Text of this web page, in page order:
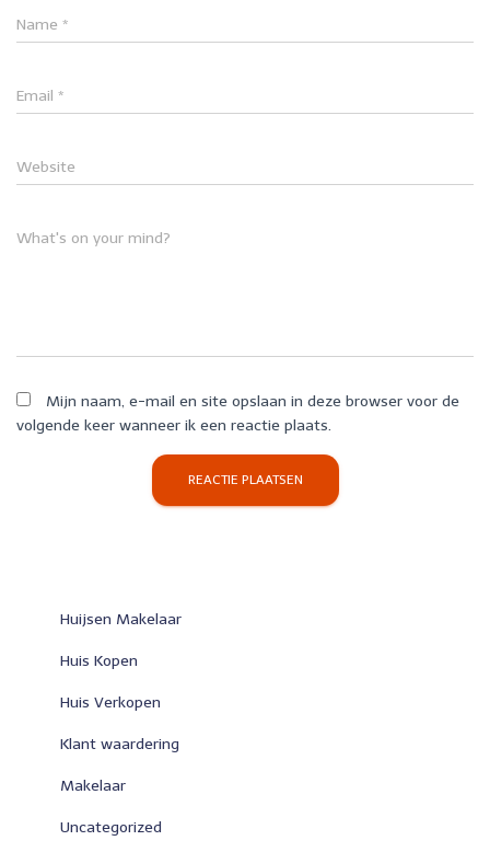
Name *
Email *
Website
What's on your mind?
Mijn naam, e-mail en site opslaan in deze browser voor de
volgende keer wanneer ik een reactie plaats.
Huijsen Makelaar
Huis Kopen
Huis Verkopen
Klant waardering
Makelaar
Uncategorized